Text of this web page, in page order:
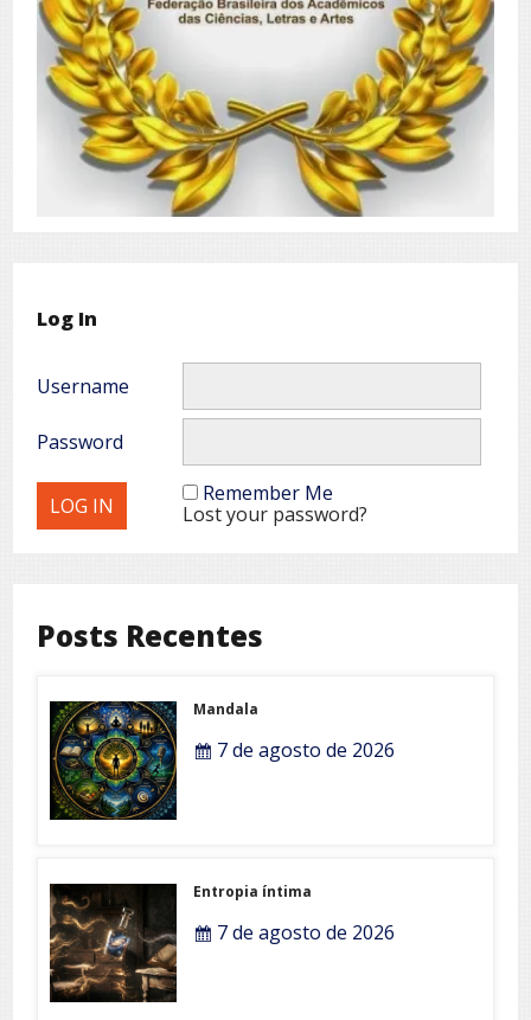
Log In
Username
Password
Remember Me
Lost your password?
Posts Recentes
Mandala
7 de agosto de 2026
Entropia íntima
7 de agosto de 2026